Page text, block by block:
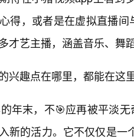
得，或者是在虚拟直播
才艺主播，涵盖音乐、舞
兴趣点在哪里，都能在这
年末，不🎯应再被平淡
新的活力。它不仅仅是